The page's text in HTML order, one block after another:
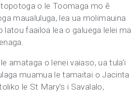
o le Toomaga mo ē
maualuluga, lea ua molimauina
faailoa lea o galuega lelei ma
amataga o lenei vaiaso, ua tula’i
muamua le tamaitai o Jacinta
le St Mary’s i Savalalo,